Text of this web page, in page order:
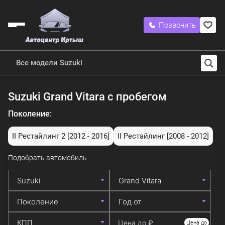
Позвонить
Все модели Suzuki
Suzuki Grand Vitara с пробегом
Поколение:
II Рестайлинг 2 [2012 - 2016] II Рестайлинг [2008 - 2012]
Подобрать автомобиль
Цена до